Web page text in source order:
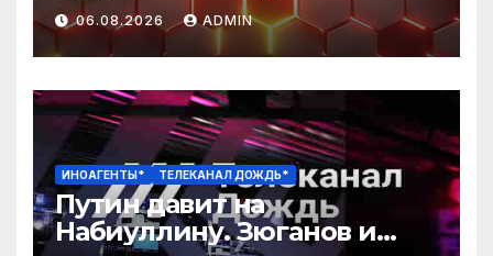
06.08.2026 ADMIN
ИНОАГЕНТЫ* ТЕЛЕКАНАЛ ДОЖДЬ*
Путин давит на
Набиуллину. Зюганов и